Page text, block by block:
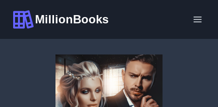
содержимому
MillionBooks